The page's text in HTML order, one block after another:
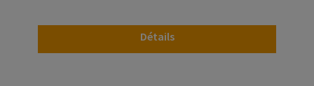
Détails